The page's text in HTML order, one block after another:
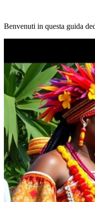
Benvenuti in questa guida